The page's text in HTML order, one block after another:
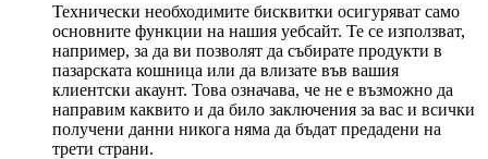
Технически необходимите бисквитки осигуряват само
основните функции на нашия уебсайт. Те се използват,
например, за да ви позволят да събирате продукти в
пазарската кошница или да влизате във вашия
клиентски акаунт. Това означава, че не е възможно да
направим каквито и да било заключения за вас и всички
получени данни никога няма да бъдат предадени на
трети страни.